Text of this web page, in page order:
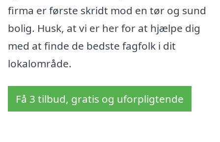
firma er første skridt mod en tør og sund
bolig. Husk, at vi er her for at hjælpe dig
med at finde de bedste fagfolk i dit
lokalområde.
Få 3 tilbud, gratis og uforpligtende